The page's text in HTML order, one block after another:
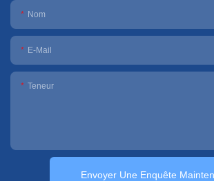
Nom
E-Mail
Teneur
Envoyer Une Enquête